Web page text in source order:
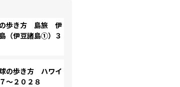
歩き方 島旅 伊
（伊豆諸島①）３
の歩き方 ハワイ
～２０２８